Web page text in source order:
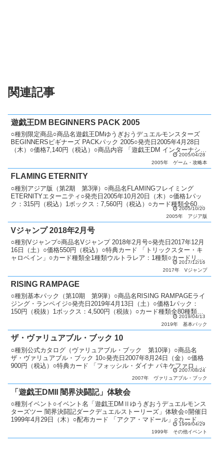
関連記事
遊戯王DM BEGINNERS PACK 2005
○種別限定商品○商品名遊戯王DMゆうぎおうデュエルモンスターズ
BEGINNERSビギナーズ PACKパック 2005○発売日2005年4月28日
（木）○価格7,140円（税込）○商品内容 「遊戯王DM インターナショ
2005/04/28
2005年
ゲーム・攻略本
FLAMING ETERNITY
○種別アジア版（第2期 第3弾）○商品名FLAMINGフレイミング
ETERNITYエターニティ○発売日2005年10月20日（木）○価格1パッ
ク：315円（税込）1ボックス：7,560円（税込）○カード種類全60種
2005/10/20
2005年
アジア版
Vジャンプ 2018年2月号
○種別Vジャンプ○商品名Vジャンプ 2018年2月号○発売日2017年12月
16日（土）○価格550円（税込）○特典カード 「トリックスター・キ
ャロベイン」○カード種類全1種類ウルトラレア：1種類○カードリス
2017/12/16
2017年
Vジャンプ
RISING RAMPAGE
○種別基本パック（第10期 第9弾）○商品名RISING RAMPAGEライ
ジング・ランペイジ○発売日2019年4月13日（土）○価格1パック：
150円（税抜）1ボックス：4,500円（税抜）○カード種類全80種類ホ
2019/04/13
2019年
基本パック
ザ・ヴァリュアブル・ブック 10
○種別公式カタログ（ヴァリュアブル・ブック 第10弾）○商品名
ザ・ヴァリュアブル・ブック 10○発売日2007年8月24日（金）○価格
900円（税込）○特典カード 「フォッシル・ダイナ パキケファロ」
2007/08/24
2007年
ヴァリュアブル・ブック
「遊戯王DMII 闇界決闘記」体験会
○種別イベント○イベント名「遊戯王DMⅡゆうぎおうデュエルモンス
ターズツー 闇界決闘記ダークデュエルストーリーズ」体験会○開催日
1999年4月29日（木）○配布カード 「アクア・マドール」○カード種
1999/04/29
1999年
その他イベント